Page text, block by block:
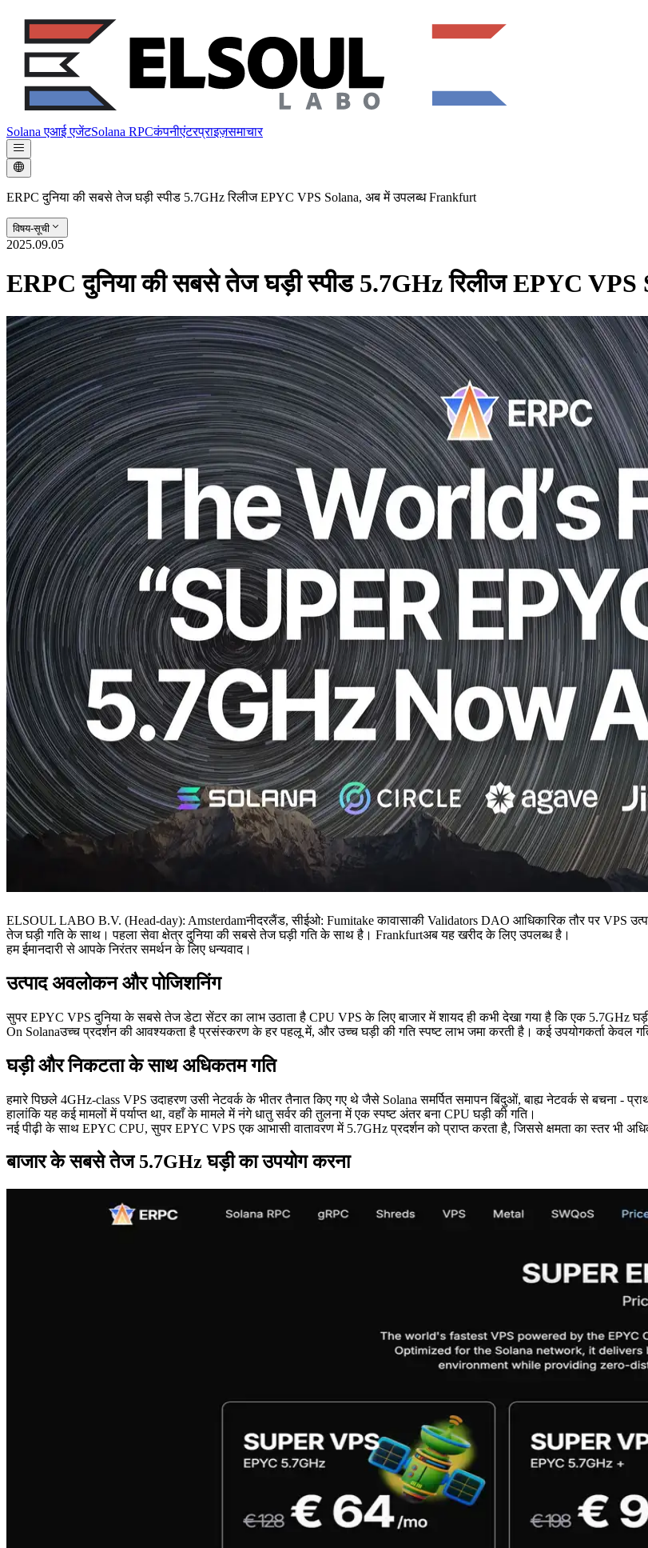
Solana एआई एजेंटSolana RPCकंपनीएंटरप्राइज़समाचार
ERPC दुनिया की सबसे तेज घड़ी स्पीड 5.7GHz रिलीज EPYC VPS Solana, अब में उपलब्ध Frankfurt
विषय-सूची
2025.09.05
ERPC दुनिया की सबसे तेज घड़ी स्पीड 5.7GHz रिलीज EPYC
ELSOUL LABO B.V. (Head-day): Amsterdamनीदरलैंड, सीईओ: Fumitake कावासाकी Validators DAO आधिकारिक तौर पर VPS
तेज घड़ी गति के साथ। पहला सेवा क्षेत्र दुनिया की सबसे तेज घड़ी गति के साथ है। Frankfurtअब यह खरीद के लिए उपलब्ध है।
हम ईमानदारी से आपके निरंतर समर्थन के लिए धन्यवाद।
उत्पाद अवलोकन और पोजिशनिंग
सुपर EPYC VPS दुनिया के सबसे तेज डेटा सेंटर का लाभ उठाता है CPU VPS के लिए बाजार में शायद ही कभी देखा गया है कि एक 5.7GHz
On Solanaउच्च प्रदर्शन की आवश्यकता है प्रसंस्करण के हर पहलू में, और उच्च घड़ी की गति स्पष्ट लाभ जमा करती है। कई उपयोगकर्ता केवल
घड़ी और निकटता के साथ अधिकतम गति
हमारे पिछले 4GHz-class VPS उदाहरण उसी नेटवर्क के भीतर तैनात किए गए थे जैसे Solana समर्पित समापन बिंदुओं, बाह्य नेटवर्क से बचना -
हालांकि यह कई मामलों में पर्याप्त था, वहाँ के मामले में नंगे धातु सर्वर की तुलना में एक स्पष्ट अंतर बना CPU घड़ी की गति।
नई पीढ़ी के साथ EPYC CPU, सुपर EPYC VPS एक आभासी वातावरण में 5.7GHz प्रदर्शन को प्राप्त करता है, जिससे क्षमता का स्तर भी
बाजार के सबसे तेज 5.7GHz घड़ी का उपयोग करना